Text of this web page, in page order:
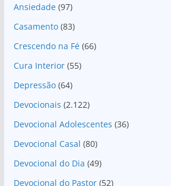
Ansiedade(97)
Casamento(83)
Crescendo na Fé(66)
Cura Interior(55)
Depressão(64)
Devocionais (2.122)
Devocional Adolescentes (36)
Devocional Casal (80)
Devocional do Dia (49)
Devocional do Pastor(52)